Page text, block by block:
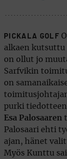
PICKALA GOLF
alkaen kutsuttu
on ollut jo
Sarfvikin
on
purki
Esa Palosaaren
Palosaari ehti
ajan, hänet
Myös Kunttu